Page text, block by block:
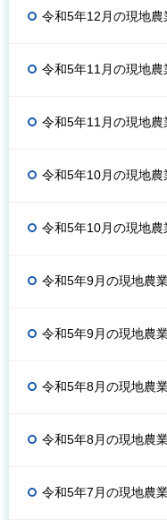
令和5年12月の現地農
令和5年11月の現地農
令和5年11月の現地
令和5年10月の現地農
令和5年10月の現地
令和5年9月の現地農
令和5年9月の現地農
令和5年8月の現地農
令和5年8月の現地農
令和5年7月の現地農